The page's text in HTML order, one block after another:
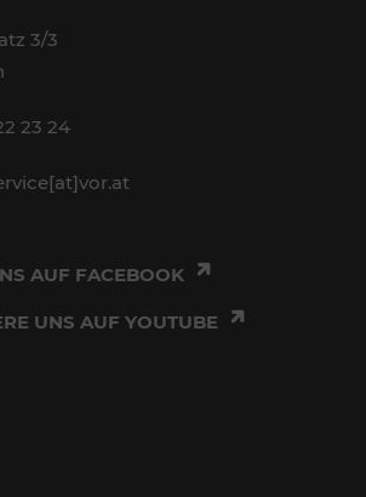
3/3
23 24
AUF FACEBOOK
UNS AUF YOUTUBE